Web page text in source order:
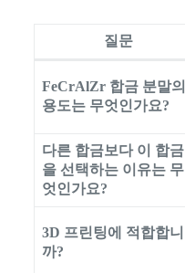
질문
FeCrAlZr 합금 분말의
용도는 무엇인가요?
다른 합금보다 이 합금
을 선택하는 이유는 무
엇인가요?
3D 프린팅에 적합합니
까?